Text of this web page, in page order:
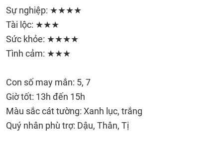
Sự nghiệp: ★★★★
Tài lộc: ★★★
Sức khỏe: ★★★★
Tình cảm: ★★★
Con số may mắn: 5, 7
Giờ tốt: 13h đến 15h
Màu sắc cát tường: Xanh lục, trắng
Quý nhân phù trợ: Dậu, Thân, Tị